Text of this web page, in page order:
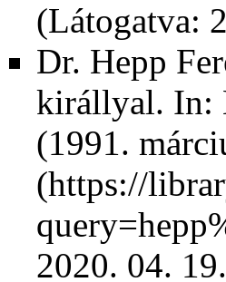
(Látogatva:
Dr. Hepp
királlyal. In:
(1991.
2020. 04.